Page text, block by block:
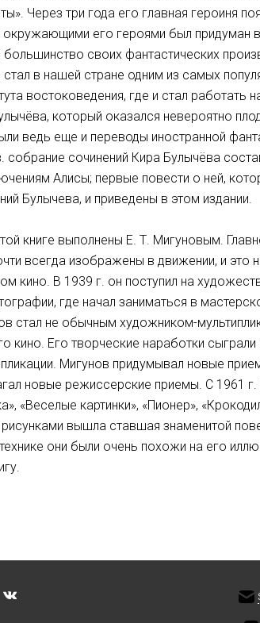
Через три года его главная героиня
окружающими его героями был придуман
своих фантастических
в нашей стране одним из самых
востоковедения, где и стал
который оказался невероятно
ведь еще и переводы иностранной
собрание сочинений Кира Булычёва
Алисы; первые повести о ней,
Булычева, и приведены в этом издании.
книге выполнены Е. Т. Мигуновым.
всегда изображены в движении, и это
кино. В 1939 г. он поступил на
где начал заниматься в
стал не обычным художником-
кино. Его творческие наработки
Мигунов придумывал новые
новые режиссерские приемы. С 1961 г.
«Веселые картинки», «Пионер»,
вышла ставшая знаменитой
они были очень похожи на его